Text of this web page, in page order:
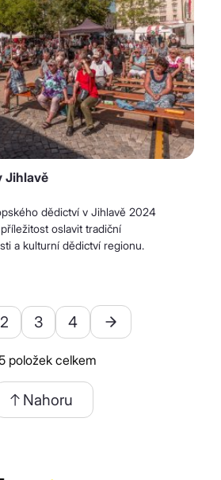
Jihlavě
dědictví v Jihlavě 2024
oslavit tradiční
a kulturní dědictví regionu.
Nahoru
položek celkem
2 3 4